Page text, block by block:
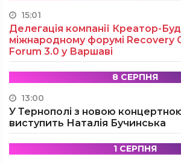
15:01
Делегація компанії Креатор-
міжнародному форумі Recovery
Forum 3.0 у Варшаві
8 СЕРПНЯ
13:00
У Тернополі з новою
виступить Наталія Бучинська
1 СЕРПНЯ